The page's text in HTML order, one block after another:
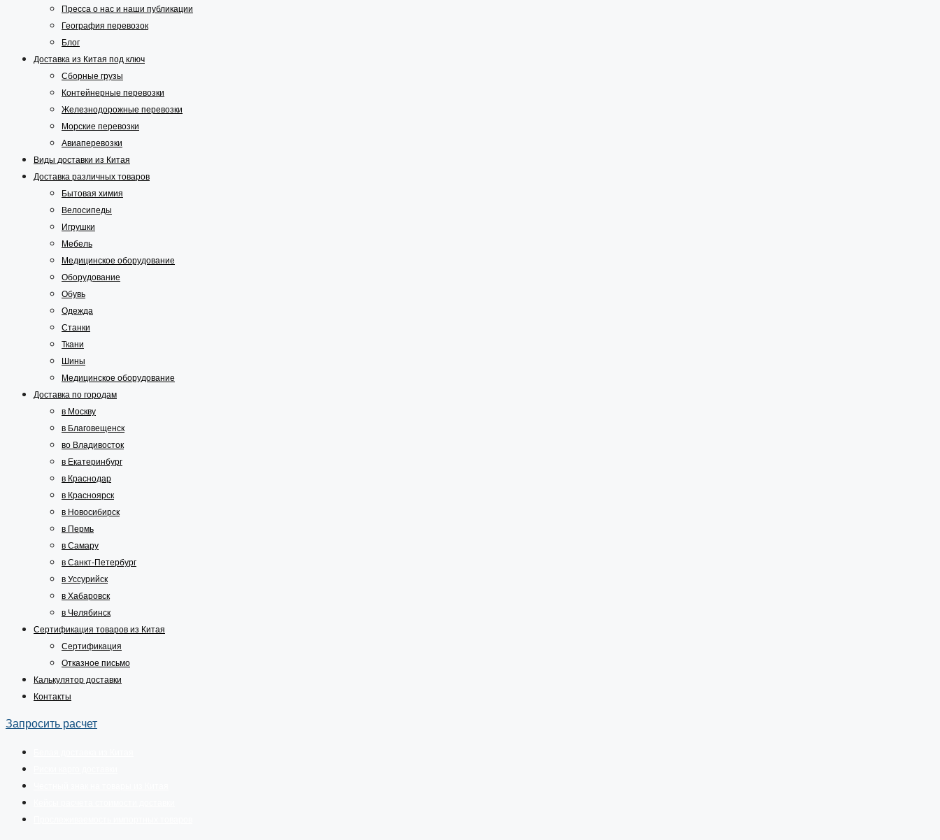
Пресса о нас и наши публикации
География перевозок
Блог
Доставка из Китая под ключ
Сборные грузы
Контейнерные перевозки
Железнодорожные перевозки
Морские перевозки
Авиаперевозки
Виды доставки из Китая
Доставка различных товаров
Бытовая химия
Велосипеды
Игрушки
Мебель
Медицинское оборудование
Оборудование
Обувь
Одежда
Станки
Ткани
Шины
Медицинское оборудование
Доставка по городам
в Москву
в Благовещенск
во Владивосток
в Екатеринбург
в Краснодар
в Красноярск
в Новосибирск
в Пермь
в Самару
в Санкт-Петербург
в Уссурийск
в Хабаровск
в Челябинск
Сертификация товаров из Китая
Сертификация
Отказное письмо
Калькулятор доставки
Контакты
Запросить расчет